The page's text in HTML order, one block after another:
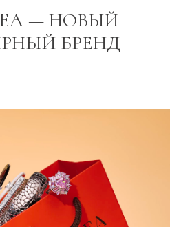
— НОВЫЙ
БРЕНД